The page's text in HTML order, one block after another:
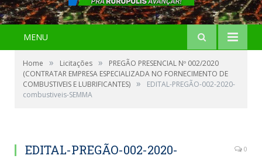
MENU
Home » Licitações »
PREGÃO PRESENCIAL Nº 002/2020
(CONTRATAR EMPRESA ESPECIALIZADA NO FORNECIMENTO DE
COMBUSTIVEIS E LUBRIFICANTES) »
EDITAL-PREGÃO-002-2020-
combustiveis-SEMMA
EDITAL-PREGÃO-002-2020-
0